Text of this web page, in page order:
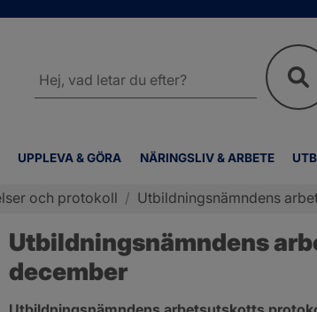
UPPLEVA & GÖRA NÄRINGSLIV & ARBETE
webbplatsen
och protokoll / Utbildningsnämndens
Utbildningsnämndens
december